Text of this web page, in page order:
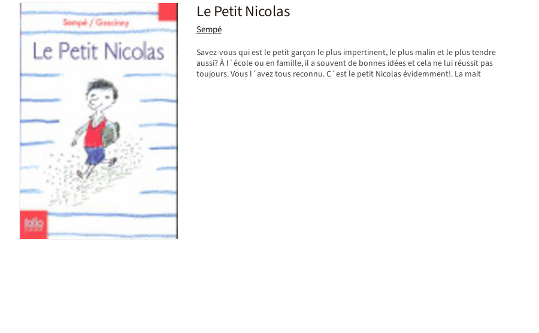
Le Petit Nicolas
Sempé
Savez-vous qui est le petit garçon le plus impertinent, le plus malin et le plus tendre
aussi? À l´école ou en famille, il a souvent de bonnes idées et cela ne lui réussit pas
toujours. Vous l´avez tous reconnu. C´est le petit Nicolas évidemment!. La mait